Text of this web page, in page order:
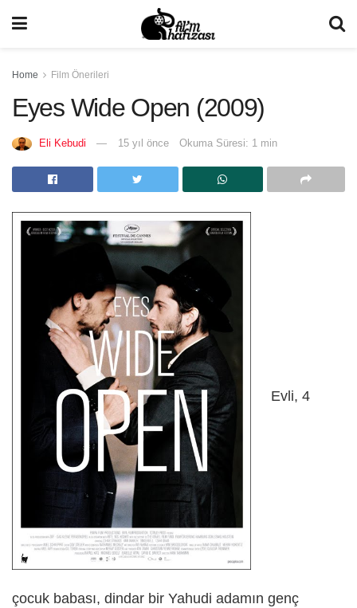
Home Film Önerileri
Eyes Wide Open (2009)
Eli Kebudi 15 yıl önce Okuma Süresi: 1 min
Evli, 4
çocuk babası, dindar bir Yahudi adamın genç